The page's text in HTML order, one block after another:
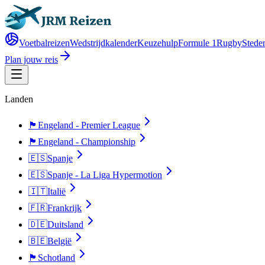
VoetbalreizenWedstrijdkalenderKeuzehulpFormule 1Rugby
Plan jouw reis
Landen
🏴󠁧󠁢󠁥󠁮󠁧󠁿 Engeland - Premier League
🏴󠁧󠁢󠁥󠁮󠁧󠁿 Engeland - Championship
🇪🇸Spanje
🇪🇸Spanje - La Liga Hypermotion
🇮🇹Italië
🇫🇷Frankrijk
🇩🇪Duitsland
🇧🇪België
🏴󠁧󠁢󠁳󠁣󠁴󠁿 Schotland